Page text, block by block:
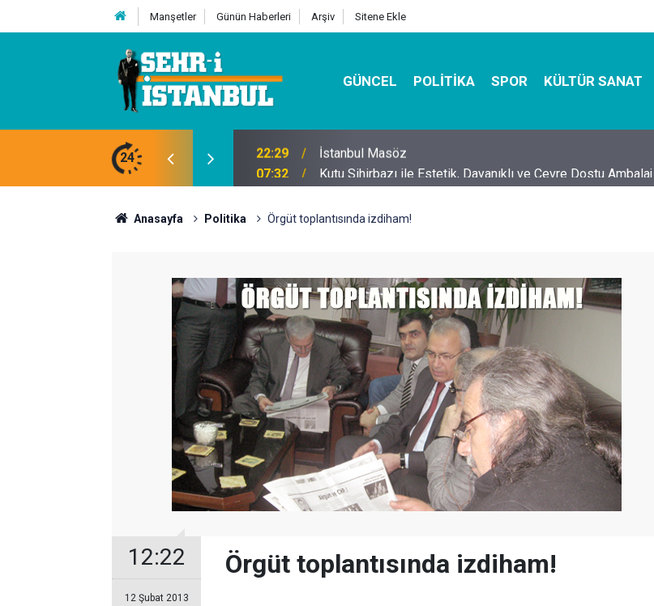
Manşetler Günün Haberleri Arşiv Sitene Ekle
GÜNCEL POLITIKA SPOR KÜLTÜR SANAT
24 07:32 Kutu Sihirbazı ile Estetik, Dayanıklı ve Çevre Dostu Ambalaj
Anasayfa Politika Örgüt toplantısında izdiham!
12:22
12 Şubat 2013
Örgüt toplantısında izdiham!